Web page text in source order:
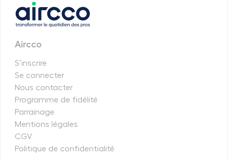
Aircco
S’inscrire
Se connecter
Nous contacter
Programme de fidélité
Parrainage
Mentions légales
CGV
Politique de confidentialité